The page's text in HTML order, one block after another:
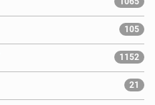
105
1152
21